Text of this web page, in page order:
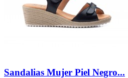
Sandalias Mujer Piel Negro...